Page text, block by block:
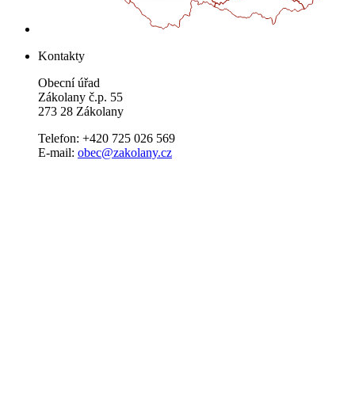
Kontakty
Obecní úřad
Zákolany č.p. 55
273 28 Zákolany
Telefon: +420 725 026 569
E-mail: obec@zakolany.cz